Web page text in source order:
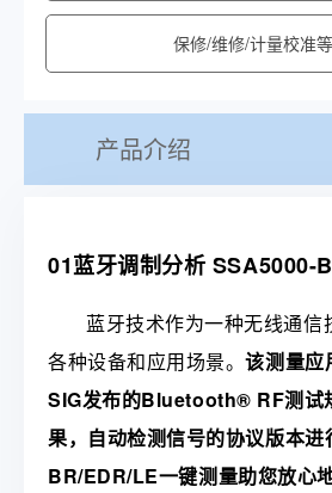
保修/维修/计量校准
产品介绍
01蓝牙调制分析 SSA5000-
蓝牙技术作为一种无线通信
各种设备和应用场景。该测量
SIG发布的Bluetooth® RF测试
果，自动检测信号的协议版本
BR/EDR/LE一键测量助您放心